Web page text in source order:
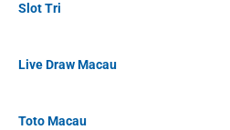
Slot Tri
Live Draw Macau
Toto Macau